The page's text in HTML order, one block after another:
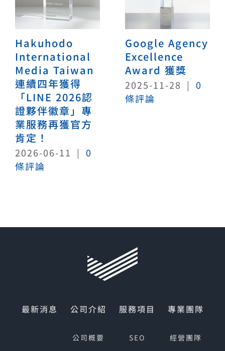
Hakuhodo
International
Media Taiwan
連續四年獲得
「LINE 2026認
證夥伴徽章」專
業服務再獲官方
肯定！
2026-06-11 | 0
條評論
Google Agency
Excellence
Award 獲獎
2025-11-28 | 0
條評論
最新消息 公司介紹
公司概要
服務項目
SEO
專業團隊
經營團隊